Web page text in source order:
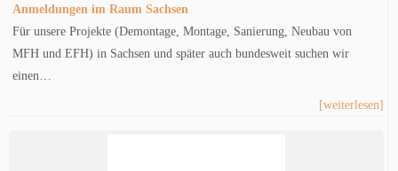
Anmeldungen im Raum Sachsen
Für unsere Projekte (Demontage, Montage, Sanierung, Neubau von
MFH und EFH) in Sachsen und später auch bundesweit suchen wir
einen…
[weiterlesen]